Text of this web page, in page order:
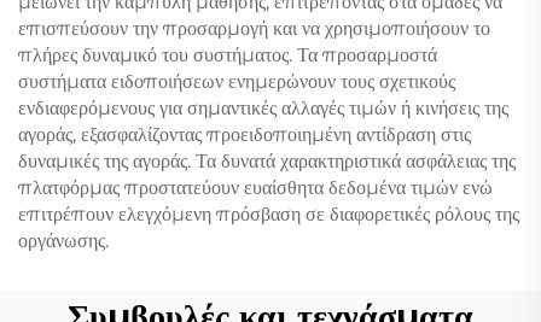
επισπεύσουν την προσαρμογή και να χρησιμοποιήσουν το
πλήρες δυναμικό του συστήματος. Τα προσαρμοστά
συστήματα ειδοποιήσεων ενημερώνουν τους σχετικούς
ενδιαφερόμενους για σημαντικές αλλαγές τιμών ή κινήσεις της
αγοράς, εξασφαλίζοντας προειδοποιημένη αντίδραση στις
δυναμικές της αγοράς. Τα δυνατά χαρακτηριστικά ασφάλειας της
πλατφόρμας προστατεύουν ευαίσθητα δεδομένα τιμών ενώ
επιτρέπουν ελεγχόμενη πρόσβαση σε διαφορετικές ρόλους της
οργάνωσης.